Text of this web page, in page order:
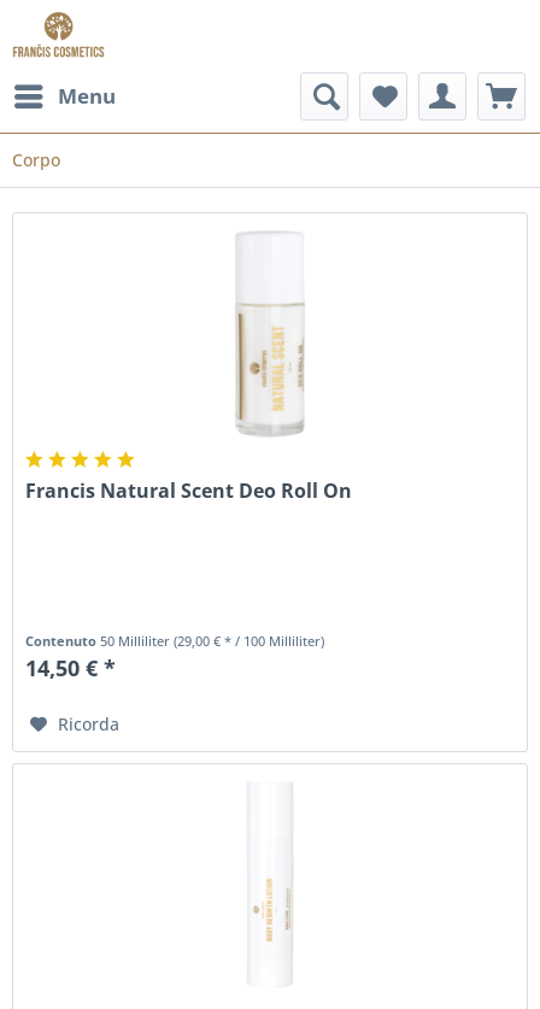
Menu
Corpo
Francis Natural Scent Deo Roll On
Contenuto50 Milliliter(29,00 € * / 100 Milliliter)
14,50 € *
Ricorda